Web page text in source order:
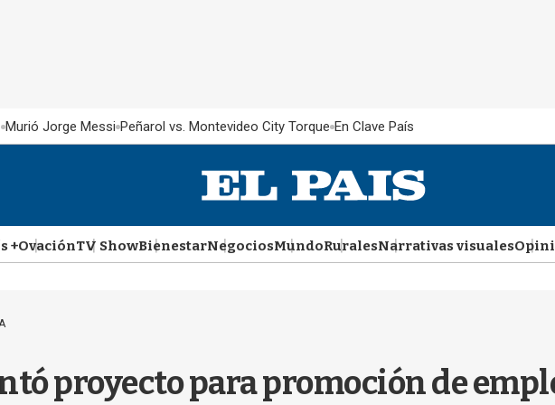
Murió Jorge Messi Peñarol vs. Montevideo City Torque En Clave País
+OvaciónTV ShowBienestarNegociosMundoRuralesNarrativas visuales
proyecto para promoción de